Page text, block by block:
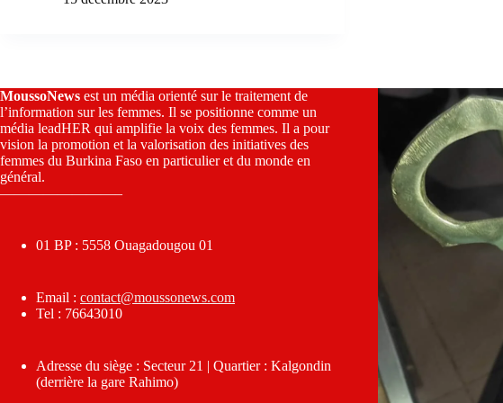
MoussoNews est un média orienté sur le traitement de
l’information sur les femmes. Il se positionne comme un
média leadHER qui amplifie la voix des femmes. Il a pour
vision la promotion et la valorisation des initiatives des
femmes du Burkina Faso en particulier et du monde en
général.
————————–
01 BP : 5558 Ouagadougou 01
Email : contact@moussonews.com
Tel : 76643010
Adresse du siège : Secteur 21 | Quartier : Kalgondin
(derrière la gare Rahimo)